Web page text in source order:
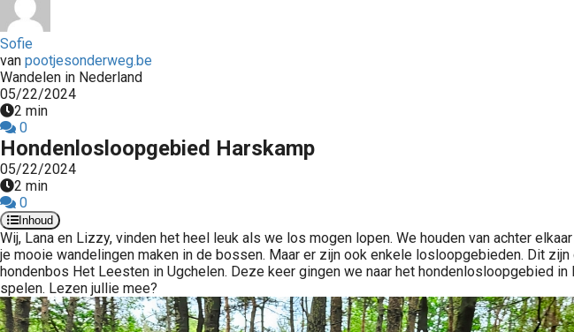
Sofie
van pootjesonderweg.be
Wandelen in Nederland
05/22/2024
2 min
0
Hondenlosloopgebied Harskamp
05/22/2024
2 min
0
Inhoud
Wij, Lana en Lizzy, vinden het heel leuk als we los mogen lopen. We houden van achter
je mooie wandelingen maken in de bossen. Maar er zijn ook enkele losloopgebieden. Dit
hondenbos Het Leesten in Ugchelen. Deze keer gingen we naar het hondenlosloopgebied
spelen. Lezen jullie mee?